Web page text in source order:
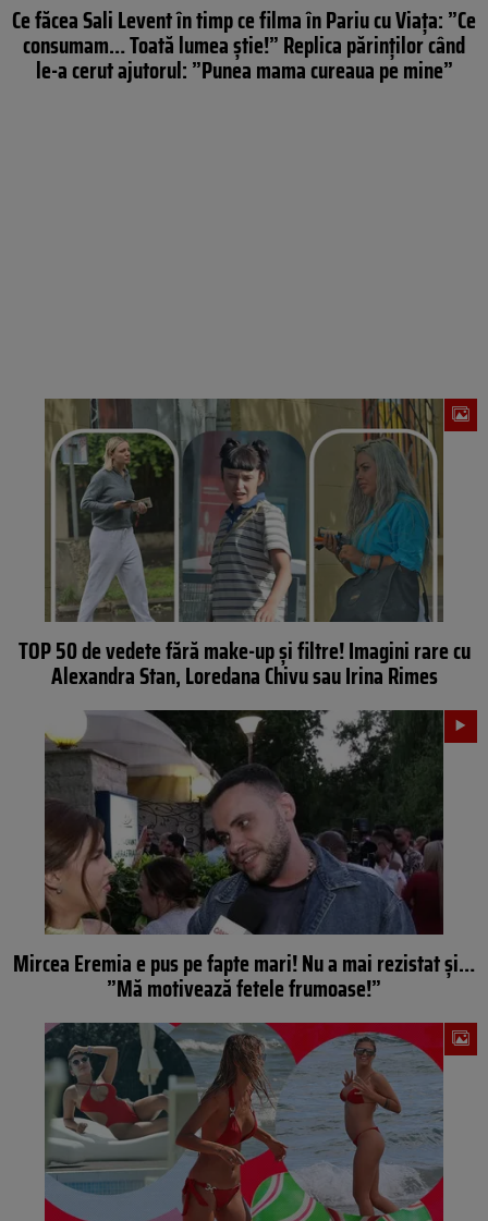
Ce făcea Sali Levent în timp ce filma în Pariu cu Viața: ”Ce
consumam… Toată lumea știe!” Replica părinților când
le-a cerut ajutorul: ”Punea mama cureaua pe mine”
TOP 50 de vedete fără make-up şi filtre! Imagini rare cu
Alexandra Stan, Loredana Chivu sau Irina Rimes
Mircea Eremia e pus pe fapte mari! Nu a mai rezistat și…
”Mă motivează fetele frumoase!”